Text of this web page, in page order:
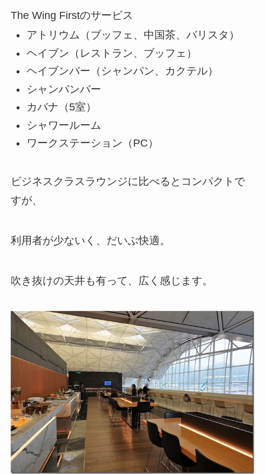
The Wing Firstのサービス
アトリウム（ブッフェ、中国茶、バリスタ）
ヘイブン（レストラン、ブッフェ）
ヘイブンバー（シャンパン、カクテル）
シャンパンバー
カバナ（5室）
シャワールーム
ワークステーション（PC）
ビジネスクラスラウンジに比べるとコンパクトで
すが、
利用者が少ないく、だいぶ快適。
吹き抜けの天井も有って、広く感じます。